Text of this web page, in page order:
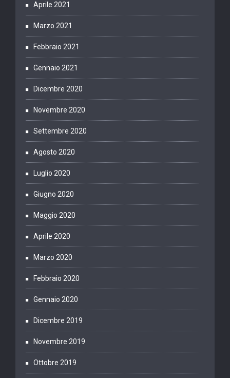
Aprile 2021
Marzo 2021
Febbraio 2021
Gennaio 2021
Dicembre 2020
Novembre 2020
Settembre 2020
Agosto 2020
Luglio 2020
Giugno 2020
Maggio 2020
Aprile 2020
Marzo 2020
Febbraio 2020
Gennaio 2020
Dicembre 2019
Novembre 2019
Ottobre 2019